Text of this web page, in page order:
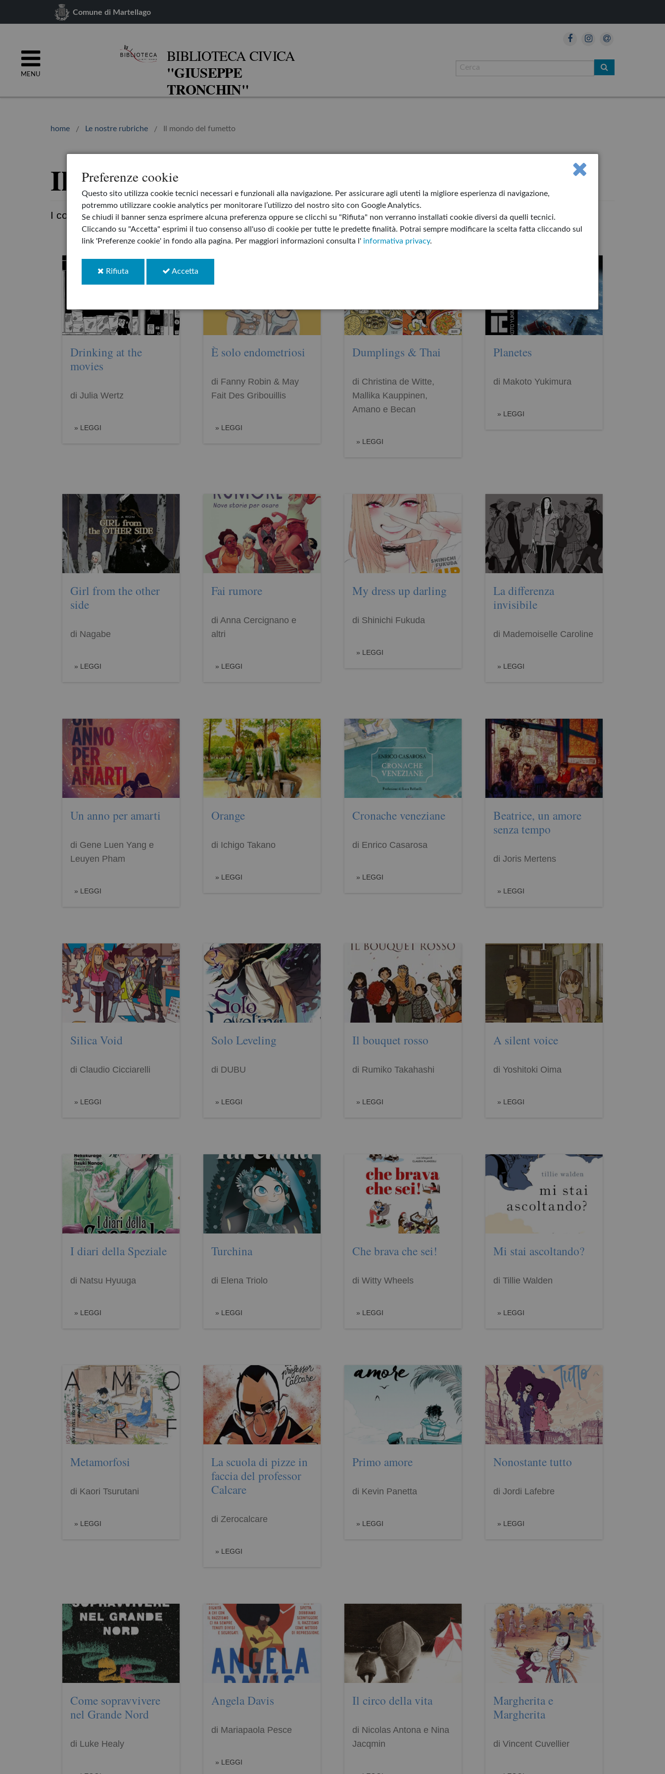
Preferenze cookie
Questo sito utilizza cookie tecnici necessari e funzionali alla navigazione. Per assicurare agli utenti la migliore esperienza di navigazione,
potremmo utilizzare cookie analytics per monitorare l’utilizzo del nostro sito con Google Analytics.
Se chiudi il banner senza esprimere alcuna preferenza oppure se clicchi su "Rifiuta" non verranno installati cookie diversi da quelli tecnici.
Cliccando su "Accetta" esprimi il tuo consenso all'uso di cookie per tutte le predette finalità. Potrai sempre modificare la scelta fatta cliccando sul
link 'Preferenze cookie' in fondo alla pagina. Per maggiori informazioni consulta l' informativa privacy.
Rifiuta Accetta
Comune di Martellago
MENU
BIBLIOTECA CIVICA
"GIUSEPPE
TRONCHIN"
home Le nostre rubriche Il mondo del fumetto
Il mondo del fumetto
I consigli per gli amanti dei comics
Drinking at the
movies
di Julia Wertz
LEGGI
È solo endometriosi
di Fanny Robin & May
Fait Des Gribouillis
LEGGI
Dumplings & Thai
di Christina de Witte,
Mallika Kauppinen,
Amano e Becan
LEGGI
Planetes
di Makoto Yukimura
LEGGI
Girl from the other
side
di Nagabe
LEGGI
Fai rumore
di Anna Cercignano e
altri
LEGGI
My dress up darling
di Shinichi Fukuda
LEGGI
La differenza
invisibile
di Mademoiselle Caroline
LEGGI
Un anno per amarti
di Gene Luen Yang e
Leuyen Pham
LEGGI
Orange
di Ichigo Takano
LEGGI
Cronache veneziane
di Enrico Casarosa
LEGGI
Beatrice, un amore
senza tempo
di Joris Mertens
LEGGI
Silica Void
di Claudio Cicciarelli
LEGGI
Solo Leveling
di DUBU
LEGGI
Il bouquet rosso
di Rumiko Takahashi
LEGGI
A silent voice
di Yoshitoki Oima
LEGGI
I diari della Speziale
di Natsu Hyuuga
LEGGI
Turchina
di Elena Triolo
LEGGI
Che brava che sei!
di Witty Wheels
LEGGI
Mi stai ascoltando?
di Tillie Walden
LEGGI
Metamorfosi
di Kaori Tsurutani
LEGGI
La scuola di pizze in
faccia del professor
Calcare
di Zerocalcare
LEGGI
Primo amore
di Kevin Panetta
LEGGI
Nonostante tutto
di Jordi Lafebre
LEGGI
Come sopravvivere
nel Grande Nord
di Luke Healy
Angela Davis
di Mariapaola Pesce
LEGGI
Il circo della vita
di Nicolas Antona e Nina
Jacqmin
Margherita e
Margherita
di Vincent Cuvellier